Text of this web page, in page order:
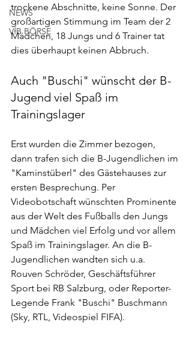
NEWS
VfB BÖRSE
trockene Abschnitte, keine Sonne. Der
großartigen Stimmung im Team der 2
Mädchen, 18 Jungs und 6 Trainer tat
dies überhaupt keinen Abbruch.
Auch "Buschi" wünscht der B-
Jugend viel Spaß im
Trainingslager
Erst wurden die Zimmer bezogen,
dann trafen sich die B-Jugendlichen im
"Kaminstüberl" des Gästehauses zur
ersten Besprechung. Per
Videobotschaft wünschten Prominente
aus der Welt des Fußballs den Jungs
und Mädchen viel Erfolg und vor allem
Spaß im Trainingslager. An die B-
Jugendlichen wandten sich u.a.
Rouven Schröder, Geschäftsführer
Sport bei RB Salzburg, oder Reporter-
Legende Frank "Buschi" Buschmann
(Sky, RTL, Videospiel FIFA).